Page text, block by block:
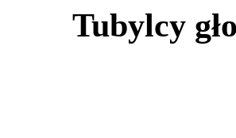
Tubylcy